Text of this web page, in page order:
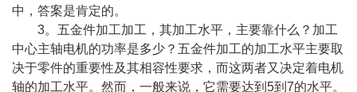
中，答案是肯定的。
3。五金件加工加工，其加工水平，主要靠什么？加工
中心主轴电机的功率是多少？五金件加工的加工水平主要取
决于零件的重要性及其相容性要求，而这两者又决定着电机
轴的加工水平。然而，一般来说，它需要达到5到7的水平。